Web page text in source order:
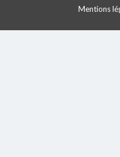
Mentions